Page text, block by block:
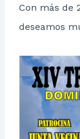
Con más de
deseamos